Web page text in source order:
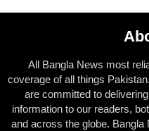
All Bangla News most
coverage of all things
are committed to
information to our readers,
and across the globe.